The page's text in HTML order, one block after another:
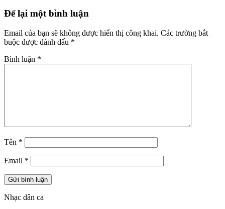
Để lại một bình luận
Email của bạn sẽ không được hiển thị công khai. Các trường bắt
buộc được đánh dấu *
Bình luận *
Tên *
Email *
Nhạc dân ca